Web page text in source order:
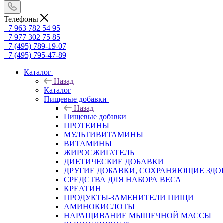
Телефоны
+7 963 782 54 95
+7 977 302 75 85
+7 (495) 789-19-07
+7 (495) 795-47-89
Каталог
Назад
Каталог
Пищевые добавки
Назад
Пищевые добавки
ПРОТЕИНЫ
МУЛЬТИВИТАМИНЫ
ВИТАМИНЫ
ЖИРОСЖИГАТЕЛЬ
ДИЕТИЧЕСКИЕ ДОБАВКИ
ДРУГИЕ ДОБАВКИ, СОХРАНЯЮЩИЕ
СРЕДСТВА ДЛЯ НАБОРА ВЕСА
КРЕАТИН
ПРОДУКТЫ-ЗАМЕНИТЕЛИ ПИЩИ
АМИНОКИСЛОТЫ
НАРАЩИВАНИЕ МЫШЕЧНОЙ МАССЫ